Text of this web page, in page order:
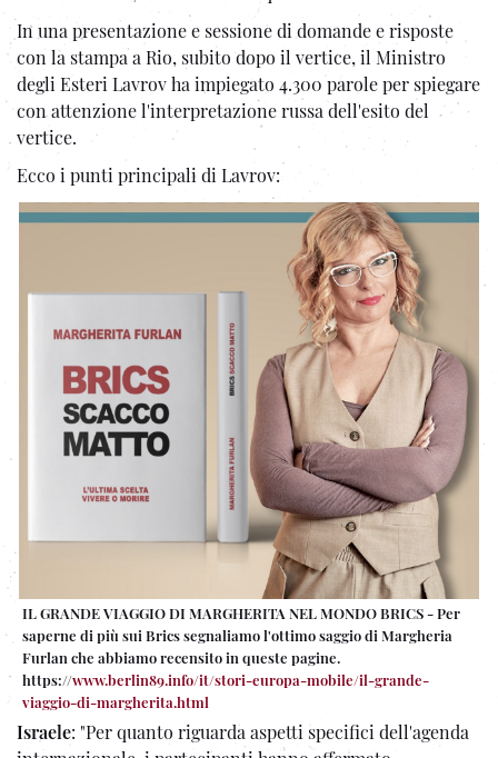
In una presentazione e sessione di domande e risposte
con la stampa a Rio, subito dopo il vertice, il Ministro
degli Esteri Lavrov ha impiegato 4.300 parole per spiegare
con attenzione l'interpretazione russa dell'esito del
vertice.
Ecco i punti principali di Lavrov:
IL GRANDE VIAGGIO DI MARGHERITA NEL MONDO BRICS - Per
saperne di più sui Brics segnaliamo l'ottimo saggio di Margheria
Furlan che abbiamo recensito in queste pagine.
https://www.berlin89.info/it/stori-europa-mobile/il-grande-
viaggio-di-margherita.html
Israele: "Per quanto riguarda aspetti specifici dell'agenda